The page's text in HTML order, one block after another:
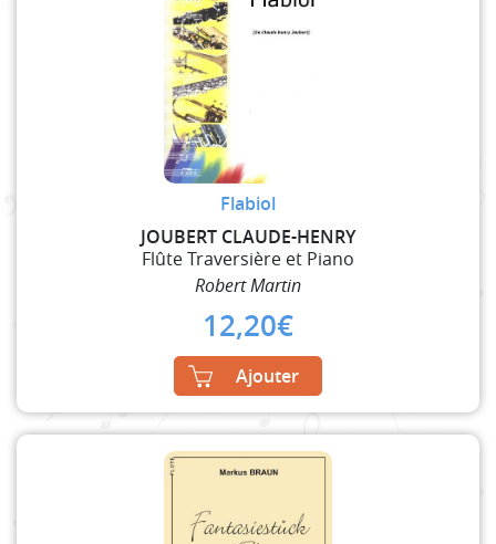
Flabiol
JOUBERT CLAUDE-HENRY
Flûte Traversière et Piano
Robert Martin
12,20€
Ajouter